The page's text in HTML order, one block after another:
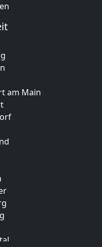
am Main